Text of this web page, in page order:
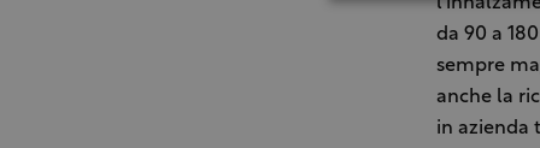
da 90 a
sempre
anche la
in azienda